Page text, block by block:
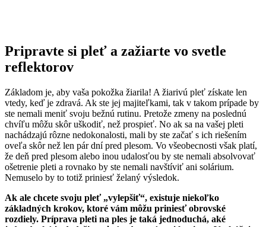
Pripravte si pleť a zažiarte vo svetle
reflektorov
Základom je, aby vaša pokožka žiarila! A žiarivú pleť získate len
vtedy, keď je zdravá. Ak ste jej majiteľkami, tak v takom prípade by
ste nemali meniť svoju bežnú rutinu. Pretože zmeny na poslednú
chvíľu môžu skôr uškodiť, než prospieť. No ak sa na vašej pleti
nachádzajú rôzne nedokonalosti, mali by ste začať s ich riešením
oveľa skôr než len pár dní pred plesom. Vo všeobecnosti však platí,
že deň pred plesom alebo inou udalosťou by ste nemali absolvovať
ošetrenie pleti a rovnako by ste nemali navštíviť ani solárium.
Nemuselo by to totiž priniesť želaný výsledok.
Ak ale chcete svoju pleť „vylepšiť“, existuje niekoľko
základných krokov, ktoré vám môžu priniesť obrovské
rozdiely. Príprava pleti na ples je taká jednoduchá, aké